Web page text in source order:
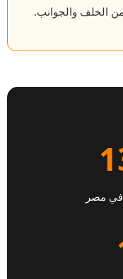
من الخلف والجوانب.
في مصر